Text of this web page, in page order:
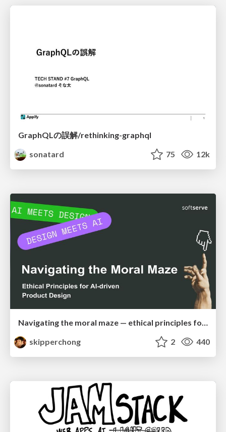
GraphQLの誤解/rethinking-graphql
sonatard
75 12k
Navigating the moral maze — ethical principles for Al-driven product design
skipperchong
2 440